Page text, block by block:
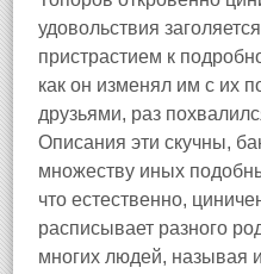
удовольствия
пристрастием к
как он изменял им с их
друзьями, раз
Описания эти скучны,
множеству иных
что естественно,
расписывает разного
многих людей, называя